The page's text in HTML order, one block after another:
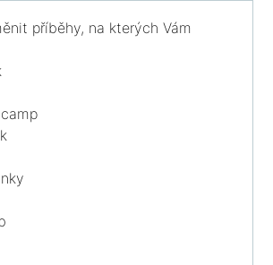
příběhy, na kterých Vám